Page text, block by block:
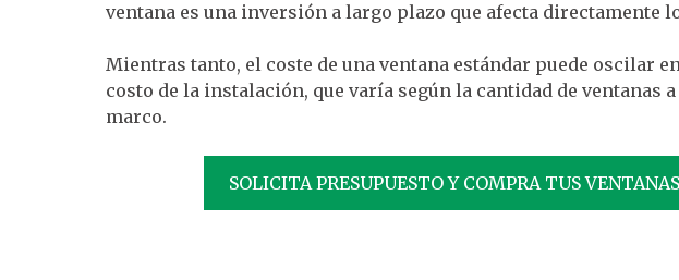
ventana es una inversión a largo plazo que afecta directamente
Mientras tanto, el coste de una ventana estándar puede oscilar
costo de la instalación, que varía según la cantidad de
marco.
SOLICITA PRESUPUESTO Y COMPRA TUS